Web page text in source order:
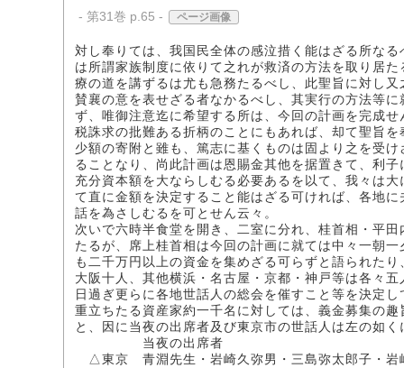
- 第31巻 p.65 - ページ画像
対し奉りては、我国民全体の感泣措く能はざる所な
は所謂家族制度に依りて之れが救済の方法を取り居
療の道を講ずるは尤も急務たるべし、此聖旨に対し
賛襄の意を表せざる者なかるべし、其実行の方法等
ず、唯御注意迄に希望する所は、今回の計画を完成
税誅求の批難ある折柄のことにもあれば、却て聖旨
少額の寄附と雖も、篤志に基くものは固より之を受
ることなり、尚此計画は恩賜金其他を据置きて、利
充分資本額を大ならしむる必要あるを以て、我々は
て直に金額を決定すること能はざる可ければ、各地
話を為さしむるを可とせん云々。
次いで六時半食堂を開き、二室に分れ、桂首相・平
たるが、席上桂首相は今回の計画に就ては中々一朝
も二千万円以上の資金を集めざる可らずと語られた
大阪十人、其他横浜・名古屋・京都・神戸等は各々
日過ぎ更らに各地世話人の総会を催すこと等を決定
重立ちたる資産家約一千名に対しては、義金募集の
と、因に当夜の出席者及び東京市の世話人は左の如
当夜の出席者
△東京 青淵先生・岩崎久弥男・三島弥太郎子・岩